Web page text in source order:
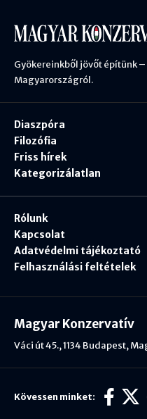
Gyökereinkből jövőt építünk
Magyarországról.
Diaszpóra
Filozófia
Friss hírek
Kategorizálatlan
Rólunk
Kapcsolat
Adatvédelmi tájékoztató
Felhasználási feltételek
Kövessen minket:
Magyar Konzervatív
Váci út 45., 1134 Budapest,